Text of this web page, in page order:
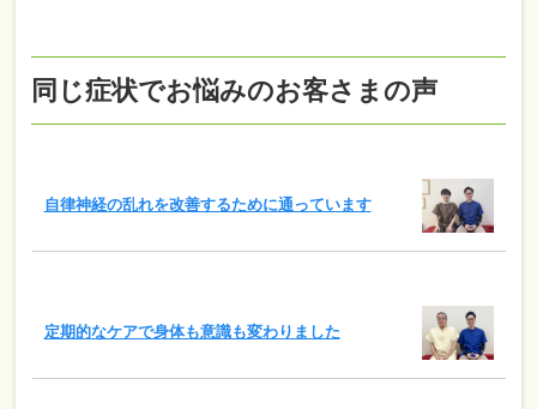
同じ症状でお悩みのお客さまの声
自律神経の乱れを改善するために通っています
定期的なケアで身体も意識も変わりました